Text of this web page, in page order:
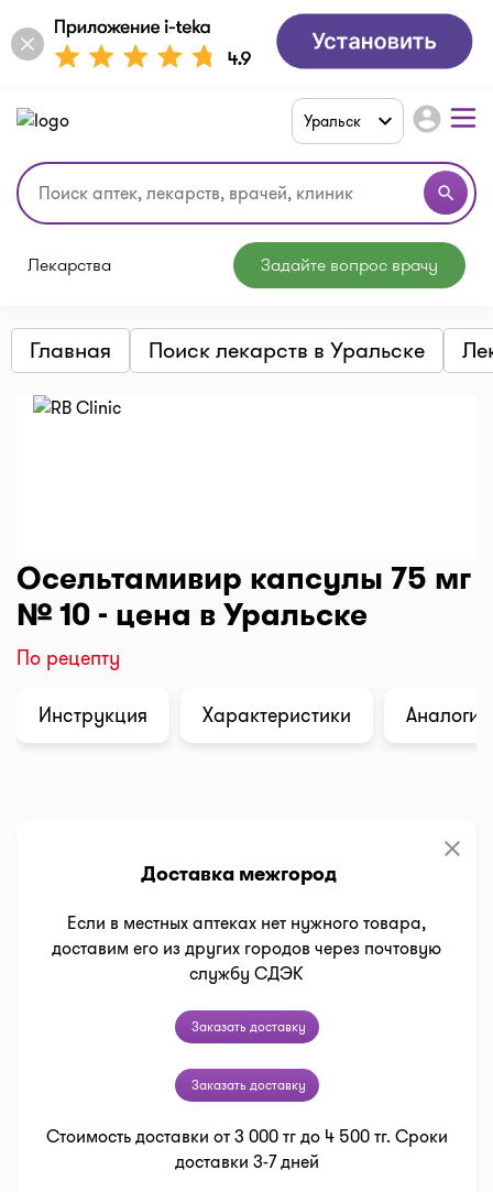
search
Уральск account_circle
Лекарства Задайте вопрос врачу
Главная Поиск лекарств в Уральске
Осельтамивир капсулы 75 мг
№ 10 - цена в Уральске
По рецепту
Инструкция
Характеристики Аналоги
Доставка межгород
clear
Если в местных аптеках нет нужного товара,
доставим его из других городов через почтовую
службу СДЭК
Заказать доставку
Заказать доставку
Стоимость доставки от 3 000 тг до 4 500 тг. Сроки
доставки 3-7 дней